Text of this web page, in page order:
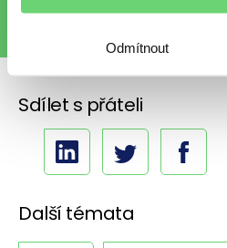
Odmítnout
Sdílet s přáteli
Další témata